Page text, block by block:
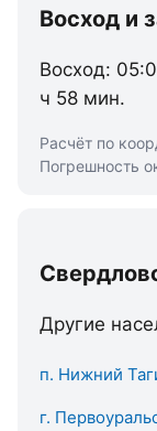
Восход и
Восход:
ч 58 мин.
Расчёт по
Погрешность
Другие
п. Нижний
г.